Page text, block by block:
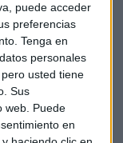
puede acceder
preferencias
Tenga en
personales
usted tiene
Sus
web. Puede
en
buena opción
cayendo más
que puede
el sector en
caída que está